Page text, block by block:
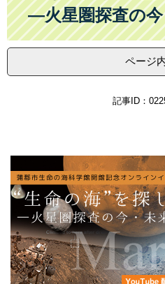
へ
―火星圏探査の
ページ
記事ID：